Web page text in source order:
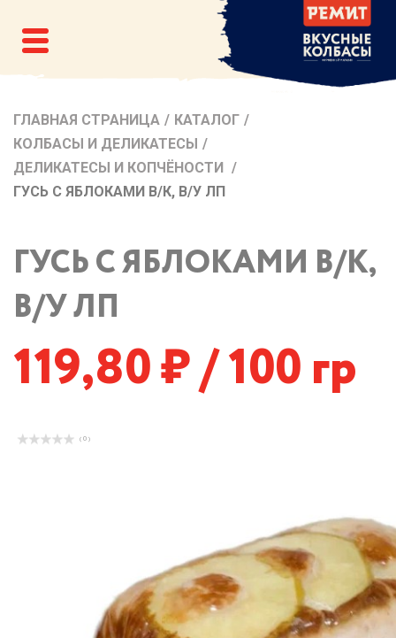
ГЛАВНАЯ СТРАНИЦА / КАТАЛОГ /
КОЛБАСЫ И ДЕЛИКАТЕСЫ /
ДЕЛИКАТЕСЫ И КОПЧЁНОСТИ /
ГУСЬ С ЯБЛОКАМИ В/К, В/У ЛП
ГУСЬ С ЯБЛОКАМИ В/К,
В/У ЛП
119,80 / 100 гр
( 0 )